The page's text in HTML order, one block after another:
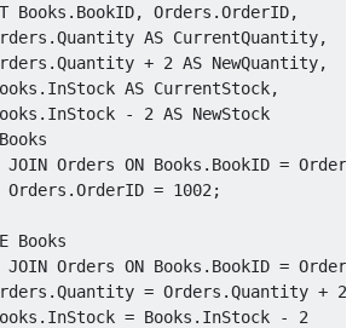
Books . BookID, Orders .OrderID,
.Quantity AS CurrentQuantity,
.Quantity + 2 AS NewQuantity,
. InStock AS CurrentStock,
. InStock - 2 AS
JOIN Orders ON Books . BookID = Orders
Orders .OrderID = 1002 ;
JOIN Orders ON Books . BookID = Orders
.Quantity = Orders .Quantity + 2
. InStock = Books . InStock -
2